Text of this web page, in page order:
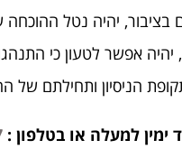
בציבור, יהיה נטל
אפשר לטעון כי
הניסיון ותחילתם של
ימין למעלה או בטלפון :